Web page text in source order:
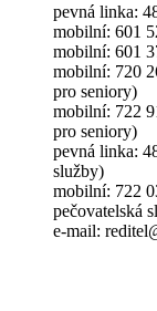
pevná linka:
mobilní: 601
mobilní: 601
mobilní: 720
pro seniory)
mobilní: 722
pro seniory)
pevná linka:
služby)
mobilní: 722
pečovatelská
e-mail: